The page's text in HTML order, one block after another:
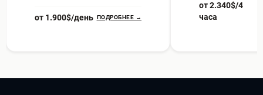
от 1.900$/день ПОДРОБНЕЕ →
от 2.340$/4
часа